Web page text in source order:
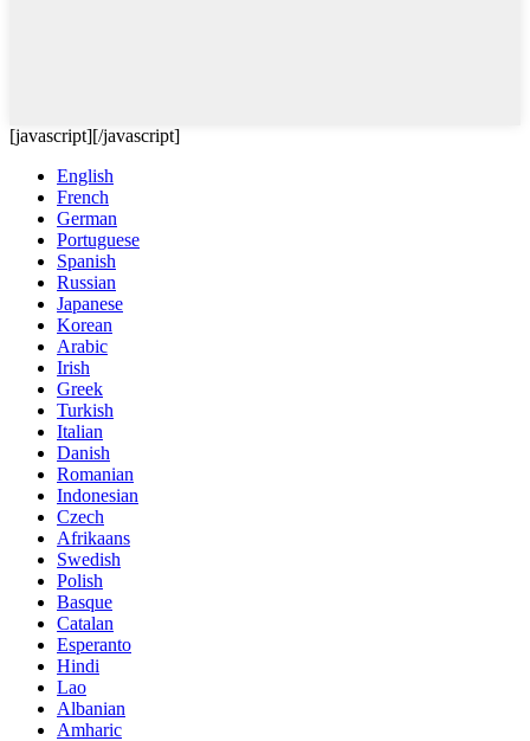
[javascript][/javascript]
English
French
German
Portuguese
Spanish
Russian
Japanese
Korean
Arabic
Irish
Greek
Turkish
Italian
Danish
Romanian
Indonesian
Czech
Afrikaans
Swedish
Polish
Basque
Catalan
Esperanto
Hindi
Lao
Albanian
Amharic